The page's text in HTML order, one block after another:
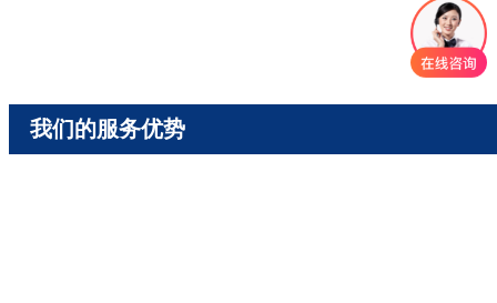
我们的服务优势